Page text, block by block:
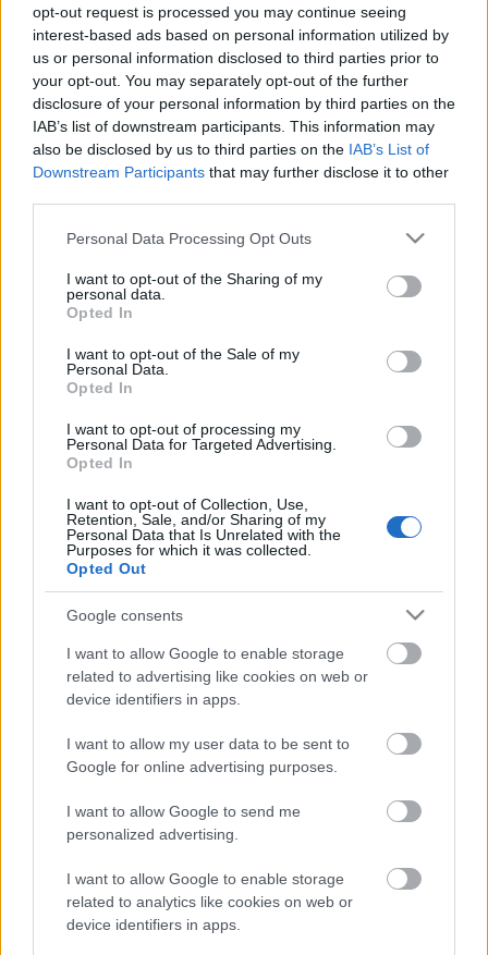
opt-out request is processed you may continue seeing
interest-based ads based on personal information utilized by
us or personal information disclosed to third parties prior to
your opt-out. You may separately opt-out of the further
disclosure of your personal information by third parties on the
IAB’s list of downstream participants. This information may
also be disclosed by us to third parties on the IAB’s List of
Downstream Participants that may further disclose it to other
Please note that this website/app uses one or more Google
not limited to your visit or usage behaviour. You may click to
grant or deny consent to Google and its third-party tags to
use your data for below specified purposes in below Google
consent section.
Personal Data Processing Opt Outs
I want to opt-out of the Sharing of my
personal data.
Opted In
I want to opt-out of the Sale of my
Personal Data.
Opted In
I want to opt-out of processing my
Personal Data for Targeted Advertising.
Opted In
I want to opt-out of Collection, Use,
Retention, Sale, and/or Sharing of my
Personal Data that Is Unrelated with the
Purposes for which it was collected.
Opted Out
Google consents
I want to allow Google to enable storage
related to advertising like cookies on web or
device identifiers in apps.
I want to allow my user data to be sent to
Google for online advertising purposes.
I want to allow Google to send me
personalized advertising.
I want to allow Google to enable storage
related to analytics like cookies on web or
device identifiers in apps.
Országos hírek
Kecskeméten is szakirányú továbbképzésekkel erősít a Gál
Ferenc Egyetem
Kiemelt fontosságú a Gál Ferenc Egyetem számára a jövőbe
mutató szakmai felkészültség átadása, a folyamatos szakmai
fejlődés támogatása.
SZÚNYOGINVÁZIÓ ELKERÜLÉSÉBEN
Országos hírek
TÚLFOGYASZTÁS NAPJA - JÚLIUS 30-RA
FELHASZNÁLTA AZ EMBERISÉG A FÖLD EGÉSZ
ÉVRE ELEGENDŐ ERŐFORRÁSAIT
Helyi hírek
A világon évente mintegy 25 millió tonna őszibarack terem, Kína
- csaknem 17 millió tonnával - messze a legnagyobb termelő.
HIRDETÉS
HIRDETÉS
LEGOLVASOTTABB
A hőségben is védik a növényzetet
Pakson